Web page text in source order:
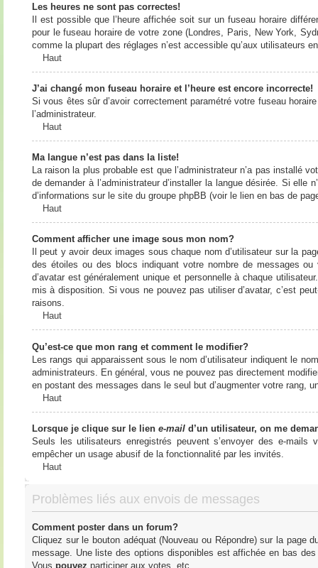
Les heures ne sont pas correctes!
Il est possible que l’heure affichée soit sur un fuseau horaire
pour le fuseau horaire de votre zone (Londres, Paris, New York,
comme la plupart des réglages n’est accessible qu’aux utilisateurs
Haut
J’ai changé mon fuseau horaire et l’heure est encore incorrecte!
Si vous êtes sûr d’avoir correctement paramétré votre fuseau
l’administrateur.
Haut
Ma langue n’est pas dans la liste!
La raison la plus probable est que l’administrateur n’a pas installé
de demander à l’administrateur d’installer la langue désirée. Si
d’informations sur le site du groupe phpBB (voir le lien en bas de
Haut
Comment afficher une image sous mon nom?
Il peut y avoir deux images sous chaque nom d’utilisateur sur la
des étoiles ou des blocs indiquant votre nombre de messages
d’avatar est généralement unique et personnelle à chaque
mis à disposition. Si vous ne pouvez pas utiliser d’avatar, c’est
raisons.
Haut
Qu’est-ce que mon rang et comment le modifier?
Les rangs qui apparaissent sous le nom d’utilisateur indiquent le
administrateurs. En général, vous ne pouvez pas directement
en postant des messages dans le seul but d’augmenter votre rang,
Haut
Lorsque je clique sur le lien e-maild’un utilisateur, on me
Seuls les utilisateurs enregistrés peuvent s’envoyer des e-
empêcher un usage abusif de la fonctionnalité par les invités.
Haut
Problèmes liés aux envois de messages
Comment poster dans un forum?
Cliquez sur le bouton adéquat (Nouveau ou Répondre) sur la page
message. Une liste des options disponibles est affichée en bas
Vous pouvez participer aux votes, etc.